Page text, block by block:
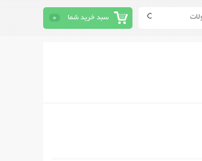
سبد خرید شما 0